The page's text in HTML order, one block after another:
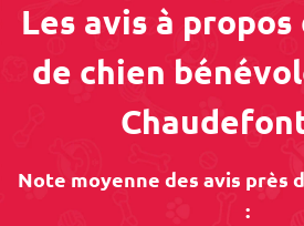
Les avis à
de chien
Note moyenne des avis près
: